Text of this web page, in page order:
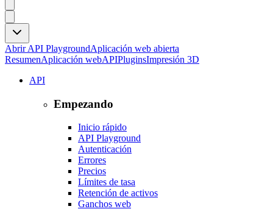
Abrir API PlaygroundAplicación web abierta
ResumenAplicación webAPIPluginsImpresión 3D
API
Empezando
Inicio rápido
API Playground
Autenticación
Errores
Precios
Límites de tasa
Retención de activos
Ganchos web